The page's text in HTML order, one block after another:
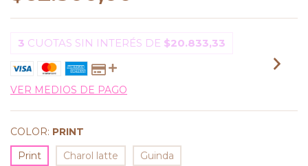
3 CUOTAS SIN INTERÉS DE $20.833,33
VER MEDIOS DE PAGO
COLOR: PRINT
Print
Charol latte Guinda